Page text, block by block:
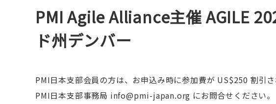
PMI Agile Alliance主催 AGILE
ド州デンバー
PMI日本支部会員の方は、お申込み時に参加費が US$250 割引
PMI日本支部事務局 info@pmi-japan.org にお問合せください。